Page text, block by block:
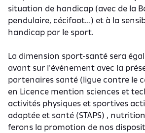
situation de handicap (avec de la
pendulaire, cécifoot…) et à la
handicap par le sport.
La dimension sport-santé sera
avant sur l'événement avec la
partenaires santé (ligue contre le
en Licence mention sciences et
activités physiques et sportives
adaptée et santé (STAPS) ,
ferons la promotion de nos